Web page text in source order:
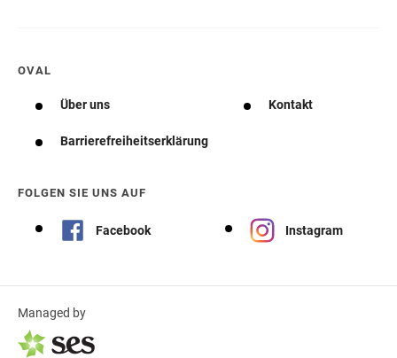
OVAL
Über uns Kontakt
Barrierefreiheitserklärung
FOLGEN SIE UNS AUF
Facebook Instagram
Managed by